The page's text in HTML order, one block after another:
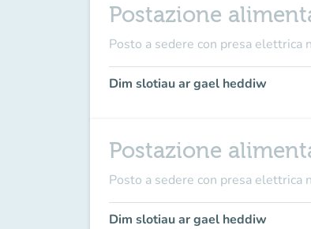
Postazione
Posto a sedere con presa elettrica
Dim slotiau ar gael heddiw
Postazione
Posto a sedere con presa elettrica
Dim slotiau ar gael heddiw